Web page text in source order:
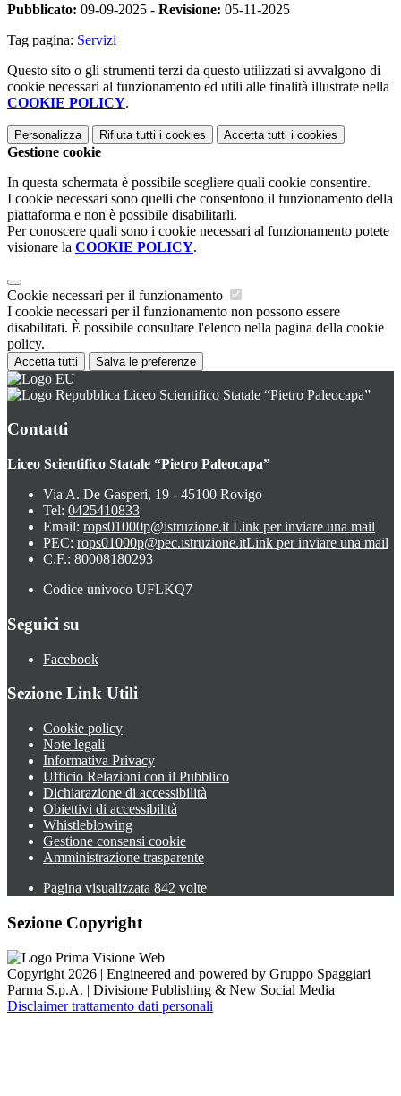
Pubblicato: 09-09-2025 - Revisione: 05-11-2025
Tag pagina: Servizi
Questo sito o gli strumenti terzi da questo utilizzati si avvalgono di
cookie necessari al funzionamento ed utili alle finalità illustrate nella
COOKIE POLICY.
Personalizza Rifiuta tutti i cookies Accetta tutti i cookies
Gestione cookie
In questa schermata è possibile scegliere quali cookie consentire.
I cookie necessari sono quelli che consentono il funzionamento della
piattaforma e non è possibile disabilitarli.
Per conoscere quali sono i cookie necessari al funzionamento potete
visionare la COOKIE POLICY.
Cookie necessari per il funzionamento
I cookie necessari per il funzionamento non possono essere
disabilitati. È possibile consultare l'elenco nella pagina della cookie
policy.
Accetta tutti Salva le preferenze
Liceo Scientifico Statale “Pietro Paleocapa”
Contatti
Liceo Scientifico Statale “Pietro Paleocapa”
Via A. De Gasperi, 19 - 45100 Rovigo
Tel: 0425410833
Email: rops01000p@istruzione.it Link per inviare una mail
PEC: rops01000p@pec.istruzione.itLink per inviare una mail
C.F.: 80008180293
Codice univoco UFLKQ7
Seguici su
Facebook
Sezione Link Utili
Cookie policy
Note legali
Informativa Privacy
Ufficio Relazioni con il Pubblico
Dichiarazione di accessibilità
Obiettivi di accessibilità
Whistleblowing
Gestione consensi cookie
Amministrazione trasparente
Pagina visualizzata 842 volte
Sezione Copyright
Copyright 2026 | Engineered and powered by Gruppo Spaggiari
Parma S.p.A. | Divisione Publishing & New Social Media
Disclaimer trattamento dati personali